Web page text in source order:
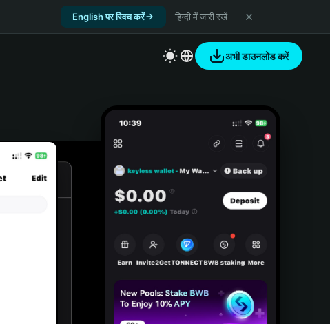
English पर स्विच करें हिन्दी में जारी रखें
अभी डाउनलोड करें